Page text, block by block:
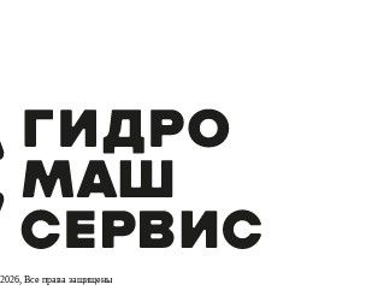
Все права защищены